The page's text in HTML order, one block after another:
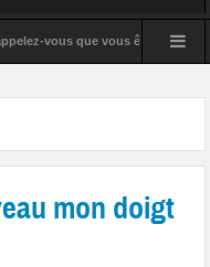
vous que vous êtes super !
mon doigt